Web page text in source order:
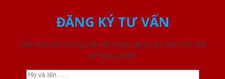
ĐĂNG KÝ TƯ VẤN
Liên hệ với chúng tôi để nhận được tư vấn chi tiết
về sản phẩm